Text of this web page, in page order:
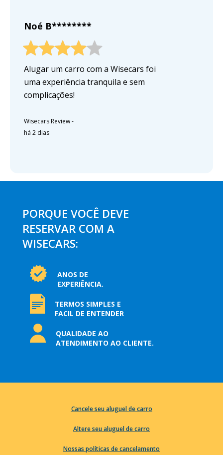
Noé B********
Alugar um carro com a Wisecars foi
uma experiência tranquila e sem
complicações!
Wisecars Review-
há 2 dias
PORQUE VOCÊ DEVE
RESERVAR COM A
WISECARS:
ANOS DE
EXPERIÊNCIA.
TERMOS SIMPLES E
FACIL DE ENTENDER
QUALIDADE AO
ATENDIMENTO AO CLIENTE.
Cancele seu aluguel de carro
Altere seu aluguel de carro
Nossas políticas de cancelamento